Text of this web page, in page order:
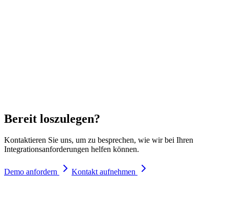
Bereit loszulegen?
Kontaktieren Sie uns, um zu besprechen, wie wir bei Ihren
Integrationsanforderungen helfen können.
Demo anfordern Kontakt aufnehmen